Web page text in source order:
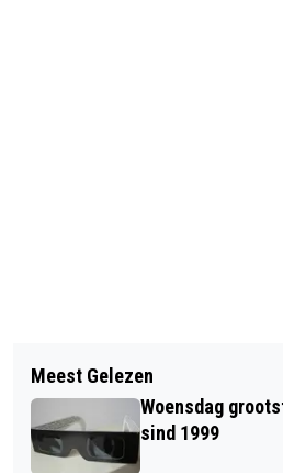
KIJK VANAVOND LIVE
RAADSVERGADERING
EERSTE CLUBTOUR
MET LIVE-BAND
ROERMOND
Meest Gelezen
Woensdag
sind 1999